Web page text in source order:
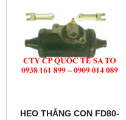
HEO THẮNG CON FD80-